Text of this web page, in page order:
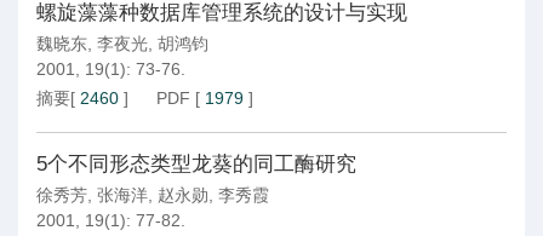
螺旋藻藻种数据库管理系统的设计与实现
魏晓东 李夜光 胡鸿钧
2001, 19(1): 73-76.
摘要[ 2460 ] PDF [ 1979 ]
5个不同形态类型龙葵的同工酶研究
徐秀芳 张海洋 赵永勋 李秀霞
2001, 19(1): 77-82.